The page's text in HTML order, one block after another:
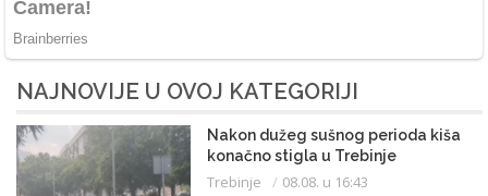
NAJNOVIJE U OVOJ KATEGORIJI
Nakon dužeg sušnog perioda kiša
konačno stigla u Trebinje
Trebinje 08.08. u 16:43